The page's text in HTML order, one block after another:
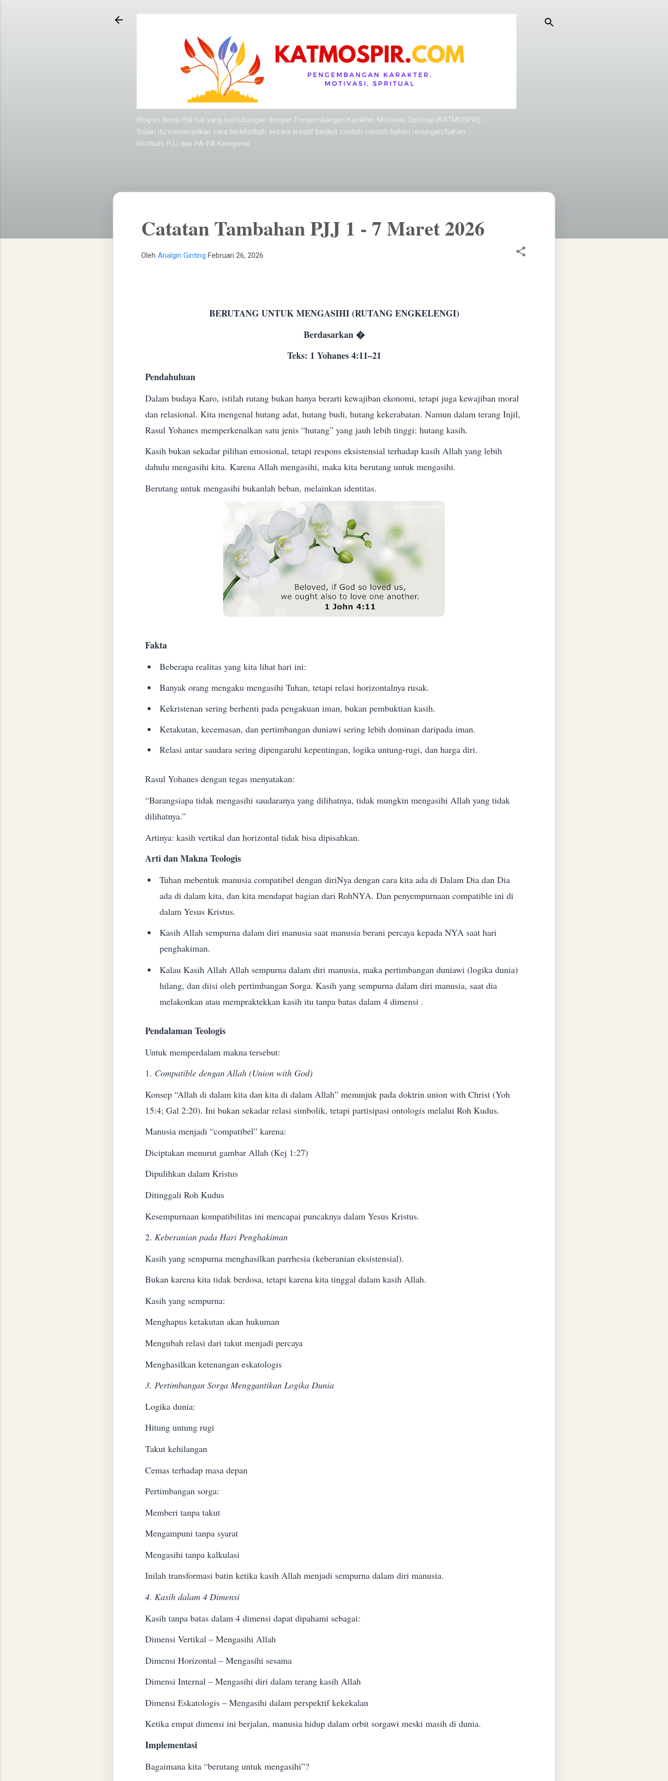
Langsung ke konten utama
Blog ini Berisi Hal-hal yang berhubungan dengan Pengembangan Karakter, Motivasi, Spiritual (KATMOSPIR).
Selain itu menampilkan cara berkhotbah secara kreatif berikut contoh contoh bahan renungan/bahan
khotbah, PJJ dan PA-PA Kategorial
Catatan Tambahan PJJ 1 - 7 Maret 2026
Oleh Analgin Ginting Februari 26, 2026
BERUTANG UNTUK MENGASIHI (RUTANG ENGKELENGI)
Berdasarkan �
Teks: 1 Yohanes 4:11–21
Pendahuluan
Dalam budaya Karo, istilah rutang bukan hanya berarti kewajiban ekonomi, tetapi juga kewajiban moral
dan relasional. Kita mengenal hutang adat, hutang budi, hutang kekerabatan. Namun dalam terang Injil,
Rasul Yohanes memperkenalkan satu jenis “hutang” yang jauh lebih tinggi: hutang kasih.
Kasih bukan sekadar pilihan emosional, tetapi respons eksistensial terhadap kasih Allah yang lebih
dahulu mengasihi kita. Karena Allah mengasihi, maka kita berutang untuk mengasihi.
Berutang untuk mengasihi bukanlah beban, melainkan identitas.
Fakta
Beberapa realitas yang kita lihat hari ini:
Banyak orang mengaku mengasihi Tuhan, tetapi relasi horizontalnya rusak.
Kekristenan sering berhenti pada pengakuan iman, bukan pembuktian kasih.
Ketakutan, kecemasan, dan pertimbangan duniawi sering lebih dominan daripada iman.
Relasi antar saudara sering dipengaruhi kepentingan, logika untung-rugi, dan harga diri.
Rasul Yohanes dengan tegas menyatakan:
“Barangsiapa tidak mengasihi saudaranya yang dilihatnya, tidak mungkin mengasihi Allah yang tidak
dilihatnya.”
Artinya: kasih vertikal dan horizontal tidak bisa dipisahkan.
Arti dan Makna Teologis
Tuhan mebentuk manusia compatibel dengan diriNya dengan cara kita ada di Dalam Dia dan Dia
ada di dalam kita, dan kita mendapat bagian dari RohNYA. Dan penyempurnaan compatible ini di
dalam Yesus Kristus.
Kasih Allah sempurna dalam diri manusia saat manusia berani percaya kepada NYA saat hari
penghakiman.
Kalau Kasih Allah Allah sempurna dalam diri manusia, maka pertimbangan duniawi (logika dunia)
hilang, dan diisi oleh pertimbangan Sorga. Kasih yang sempurna dalam diri manusia, saat dia
melakonkan atau mempraktekkan kasih itu tanpa batas dalam 4 dimensi .
Pendalaman Teologis
Untuk memperdalam makna tersebut:
1. Compatible dengan Allah (Union with God)
Konsep “Allah di dalam kita dan kita di dalam Allah” menunjuk pada doktrin union with Christ (Yoh
15:4; Gal 2:20). Ini bukan sekadar relasi simbolik, tetapi partisipasi ontologis melalui Roh Kudus.
Manusia menjadi “compatibel” karena:
Diciptakan menurut gambar Allah (Kej 1:27)
Dipulihkan dalam Kristus
Ditinggali Roh Kudus
Kesempurnaan kompatibilitas ini mencapai puncaknya dalam Yesus Kristus.
2. Keberanian pada Hari Penghakiman
Kasih yang sempurna menghasilkan parrhesia (keberanian eksistensial).
Bukan karena kita tidak berdosa, tetapi karena kita tinggal dalam kasih Allah.
Kasih yang sempurna:
Menghapus ketakutan akan hukuman
Mengubah relasi dari takut menjadi percaya
Menghasilkan ketenangan eskatologis
3. Pertimbangan Sorga Menggantikan Logika Dunia
Logika dunia:
Hitung untung rugi
Takut kehilangan
Cemas terhadap masa depan
Pertimbangan sorga:
Memberi tanpa takut
Mengampuni tanpa syarat
Mengasihi tanpa kalkulasi
Inilah transformasi batin ketika kasih Allah menjadi sempurna dalam diri manusia.
4. Kasih dalam 4 Dimensi
Kasih tanpa batas dalam 4 dimensi dapat dipahami sebagai:
Dimensi Vertikal – Mengasihi Allah
Dimensi Horizontal – Mengasihi sesama
Dimensi Internal – Mengasihi diri dalam terang kasih Allah
Dimensi Eskatologis – Mengasihi dalam perspektif kekekalan
Ketika empat dimensi ini berjalan, manusia hidup dalam orbit sorgawi meski masih di dunia.
Implementasi
Bagaimana kita “berutang untuk mengasihi”?